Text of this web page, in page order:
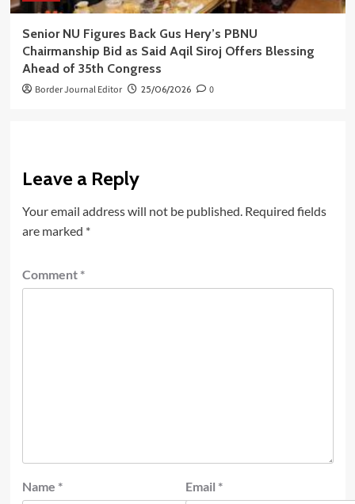
Senior NU Figures Back Gus Hery’s PBNU
Chairmanship Bid as Said Aqil Siroj Offers Blessing
Ahead of 35th Congress
Border Journal Editor 25/06/2026 0
Leave a Reply
Your email address will not be published. Required fields
are marked *
Comment *
Name * Email *